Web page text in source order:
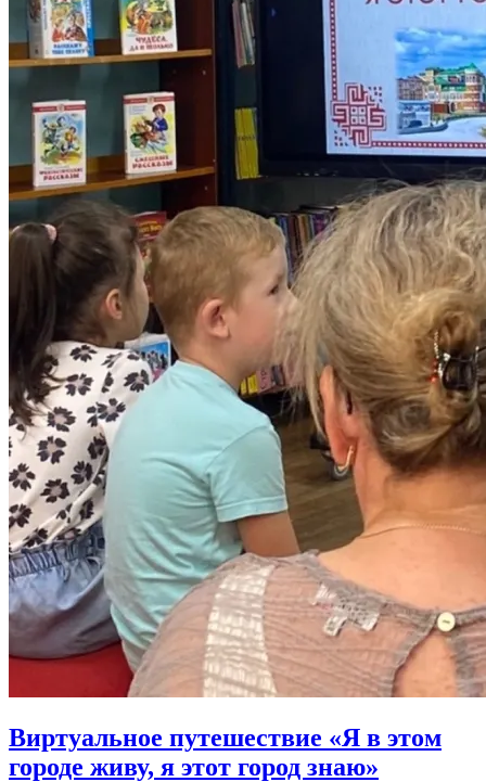
Виртуальное путешествие «Я в этом
городе живу, я этот город знаю»